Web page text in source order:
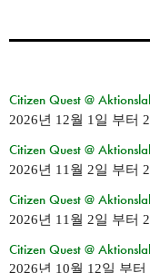
Citizen Quest @
2026년 12월 1일 부터
Citizen Quest @
2026년 11월 2일 부터
Citizen Quest @
2026년 11월 2일 부터
Citizen Quest @
2026년 10월 12일 부터